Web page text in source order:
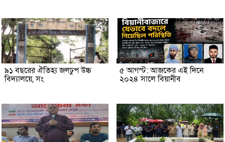
৯১ বছরের ঐতিহ্য জলঢুপ উচ্চ
বিদ্যালয়ে, সং
৫ আগস্ট: আজকের এই দিনে
২০২৪ সালে বিয়ানীব